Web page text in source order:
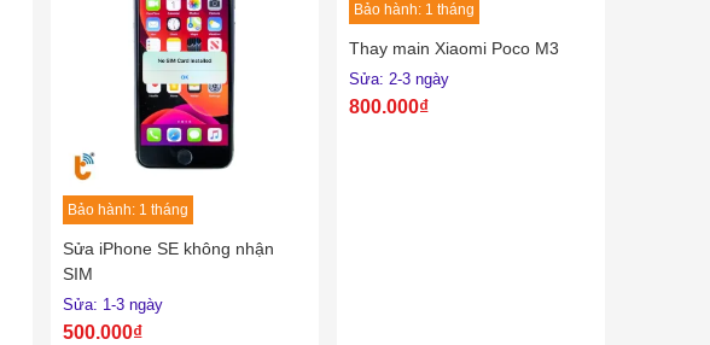
Bảo hành: 1 tháng
Sửa iPhone SE không nhận
SIM
Sửa: 1-3 ngày
500.000₫
Bảo hành: 1 tháng
Thay main Xiaomi Poco M3
Sửa: 2-3 ngày
800.000₫